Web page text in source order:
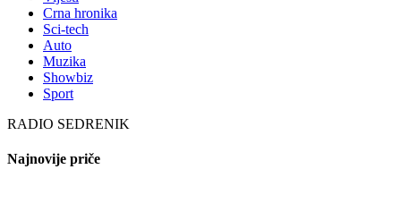
Crna hronika
Sci-tech
Auto
Muzika
Showbiz
Sport
RADIO SEDRENIK
Najnovije priče